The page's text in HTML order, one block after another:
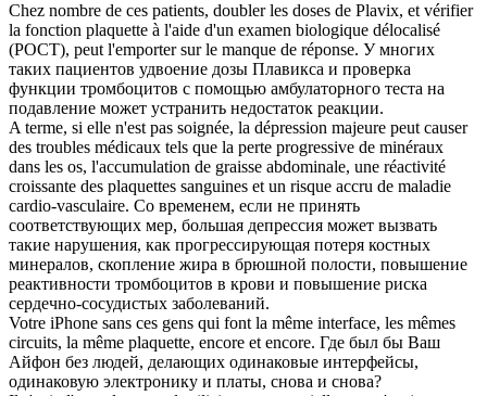
Chez nombre de ces patients, doubler les doses de Plavix, et vérifier
la fonction plaquette à l'aide d'un examen biologique délocalisé
(POCT), peut l'emporter sur le manque de réponse. У многих
таких пациентов удвоение дозы Плавикса и проверка
функции тромбоцитов с помощью амбулаторного теста на
подавление может устранить недостаток реакции.
A terme, si elle n'est pas soignée, la dépression majeure peut causer
des troubles médicaux tels que la perte progressive de minéraux
dans les os, l'accumulation de graisse abdominale, une réactivité
croissante des plaquettes sanguines et un risque accru de maladie
cardio-vasculaire. Со временем, если не принять
соответствующих мер, большая депрессия может вызвать
такие нарушения, как прогрессирующая потеря костных
минералов, скопление жира в брюшной полости, повышение
реактивности тромбоцитов в крови и повышение риска
сердечно-сосудистых заболеваний.
Votre iPhone sans ces gens qui font la même interface, les mêmes
circuits, la même plaquette, encore et encore. Где был бы Ваш
Айфон без людей, делающих одинаковые интерфейсы,
одинаковую электронику и платы, снова и снова?